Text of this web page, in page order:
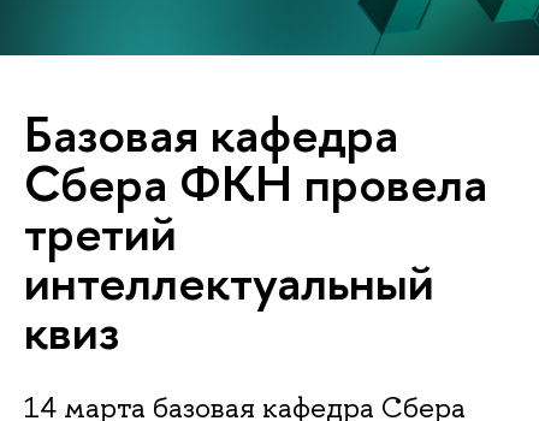
Базовая кафедра
Сбера ФКН провела
третий
интеллектуальный
квиз
14 марта базовая кафедра Сбера